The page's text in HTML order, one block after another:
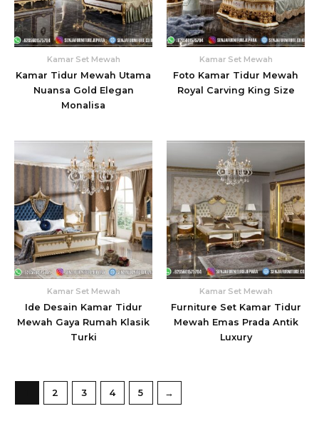
Kamar Set Mewah
Kamar Tidur Mewah Utama
Nuansa Gold Elegan
Monalisa
Kamar Set Mewah
Foto Kamar Tidur Mewah
Royal Carving King Size
Kamar Set Mewah
Ide Desain Kamar Tidur
Mewah Gaya Rumah Klasik
Turki
Kamar Set Mewah
Furniture Set Kamar Tidur
Mewah Emas Prada Antik
Luxury
2 3 4 5 →